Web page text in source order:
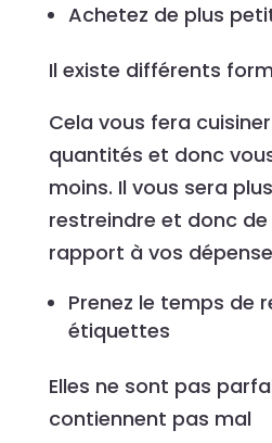
Achetez de plus
Il existe différents
Cela vous fera
quantités et donc
moins. Il vous sera
restreindre et donc
rapport à vos
Prenez le temps de
étiquettes
Elles ne sont pas
contiennent pas mal